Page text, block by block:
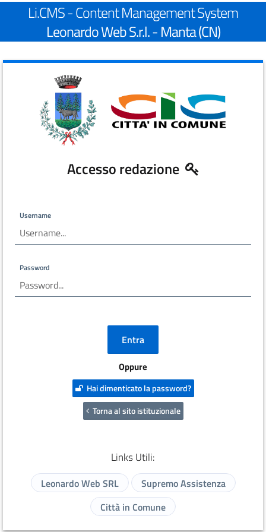
Li.CMS - Content Management System
Leonardo Web S.r.l. - Manta (CN)
Accesso redazione
Username
Password
Oppure
Hai dimenticato la password?
Torna al sito istituzionale
Links Utili:
Leonardo Web SRL
Supremo Assistenza
Città in Comune